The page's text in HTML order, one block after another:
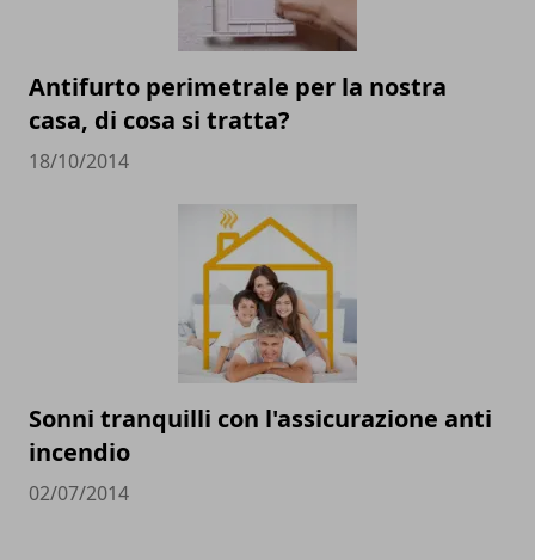
Antifurto perimetrale per la nostra
casa, di cosa si tratta?
18/10/2014
Sonni tranquilli con l'assicurazione anti
incendio
02/07/2014